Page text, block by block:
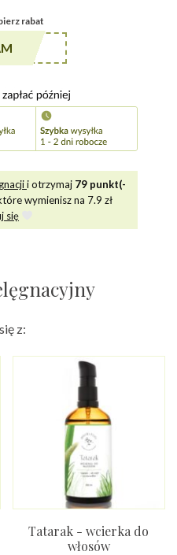
rabat
i otrzymaj 79 punkt(-
wymienisz na 7.9 zł
się
z:
Tatarak - wcierka do
włosów